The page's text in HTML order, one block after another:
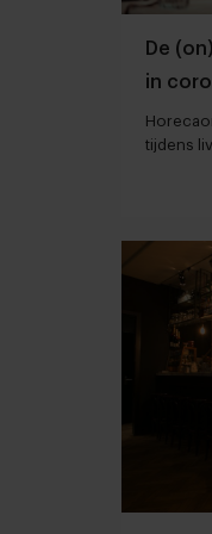
De
in
tijdens